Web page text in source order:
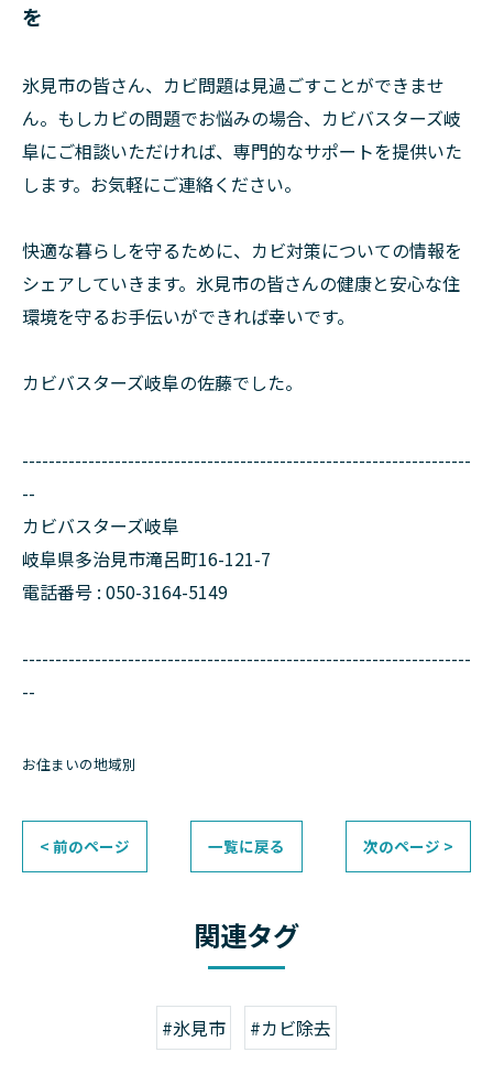
を
氷見市の皆さん、カビ問題は見過ごすことができませ
ん。もしカビの問題でお悩みの場合、カビバスターズ岐
阜にご相談いただければ、専門的なサポートを提供いた
します。お気軽にご連絡ください。
快適な暮らしを守るために、カビ対策についての情報を
シェアしていきます。氷見市の皆さんの健康と安心な住
環境を守るお手伝いができれば幸いです。
カビバスターズ岐阜の佐藤でした。
--------------------------------------------------------------------
--
カビバスターズ岐阜
岐阜県多治見市滝呂町16-121-7
電話番号 : 050-3164-5149
--------------------------------------------------------------------
--
お住まいの地域別
< 前のページ 一覧に戻る 次のページ >
関連タグ
#氷見市 #カビ除去